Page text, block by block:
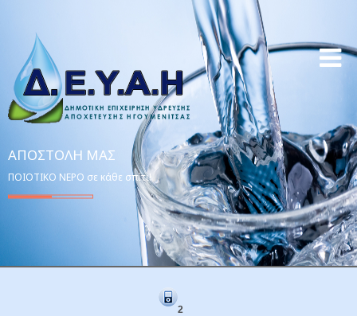
ΑΠΟΣΤΟΛΉ ΜΑΣ
ΠΟΙΟΤΙΚΟ ΝΕΡΟ σε κάθε σπίτι!
2